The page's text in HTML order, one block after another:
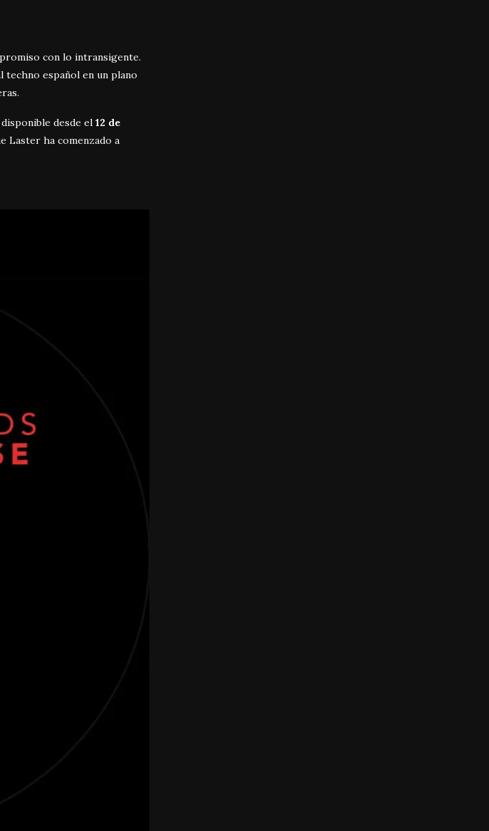
con lo intransigente.
techno español en un plano
desde el 12 de
Laster ha comenzado a